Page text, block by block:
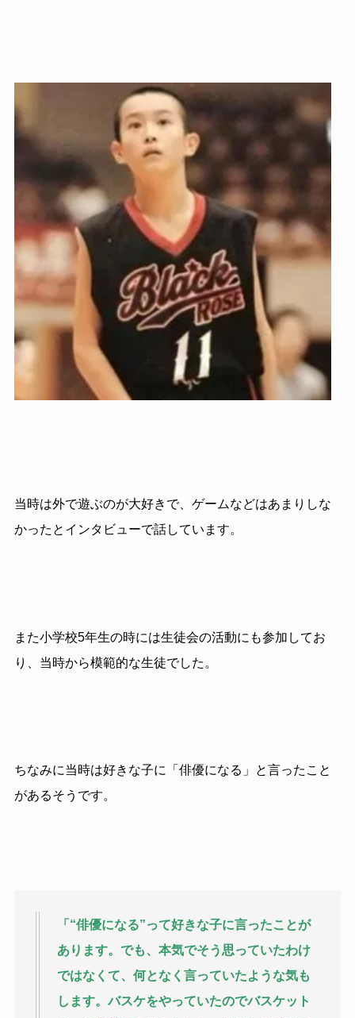
当時は外で遊ぶのが大好きで、ゲームなどはあまりしな
かったとインタビューで話しています。
また小学校5年生の時には生徒会の活動にも参加してお
り、当時から模範的な生徒でした。
ちなみに当時は好きな子に「俳優になる」と言ったこと
があるそうです。
「“俳優になる”って好きな子に言ったことが
あります。でも、本気でそう思っていたわけ
ではなくて、何となく言っていたような気も
します。バスケをやっていたのでバスケット